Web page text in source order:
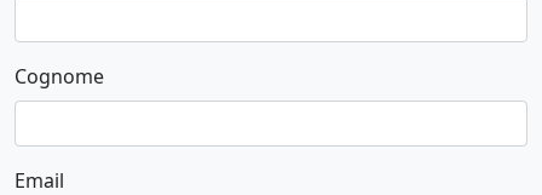
Cognome
Email